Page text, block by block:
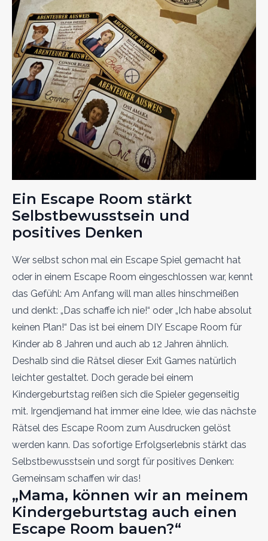
Ein Escape Room stärkt
Selbstbewusstsein und
positives Denken
Wer selbst schon mal ein Escape Spiel gemacht hat
oder in einem Escape Room eingeschlossen war, kennt
das Gefühl: Am Anfang will man alles hinschmeißen
und denkt: „Das schaffe ich nie!“ oder „Ich habe absolut
keinen Plan!“ Das ist bei einem DIY Escape Room für
Kinder ab 8 Jahren und auch ab 12 Jahren ähnlich.
Deshalb sind die Rätsel dieser Exit Games natürlich
leichter gestaltet. Doch gerade bei einem
Kindergeburtstag reißen sich die Spieler gegenseitig
mit. Irgendjemand hat immer eine Idee, wie das nächste
Rätsel des Escape Room zum Ausdrucken gelöst
werden kann. Das sofortige Erfolgserlebnis stärkt das
Selbstbewusstsein und sorgt für positives Denken:
Gemeinsam schaffen wir das!
„Mama, können wir an meinem
Kindergeburtstag auch einen
Escape Room bauen?“